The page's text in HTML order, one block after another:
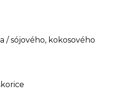
/ sójového, kokosového